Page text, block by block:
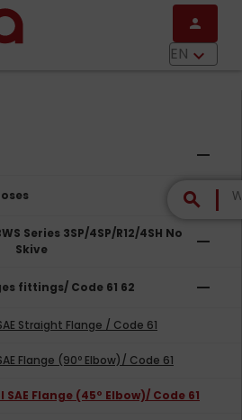
Skip to main content
person
EN keyboard_arrow_down
search
remove
remove
Skive
remove
fittings/ Code 61 62 remove
Straight Flange / Code 61
Flange (90º Elbow)/ Code 61
SAE Flange (45º Elbow)/ Code 61